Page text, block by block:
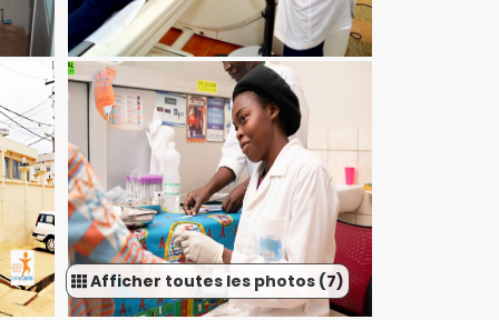
Afficher toutes les photos (7)